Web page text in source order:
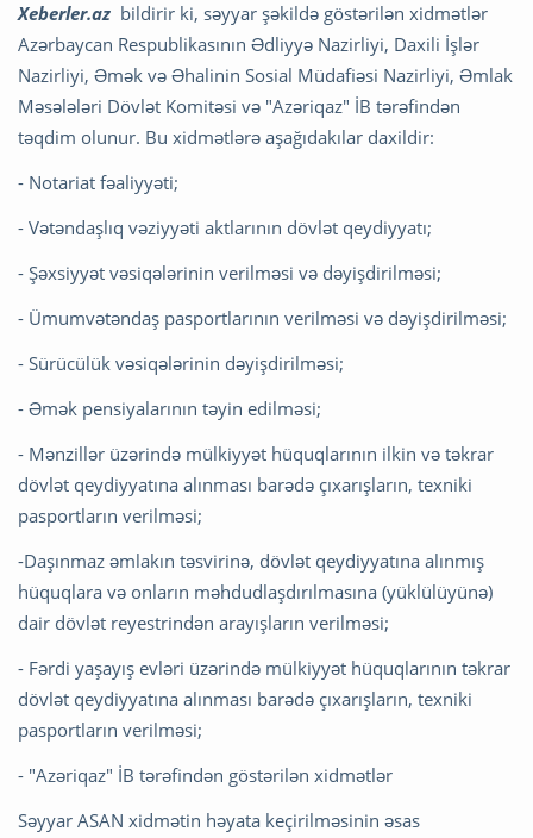
Xeberler.az bildirir ki, səyyar şəkildə göstərilən xidmətlər
Azərbaycan Respublikasının Ədliyyə Nazirliyi, Daxili İşlər
Nazirliyi, Əmək və Əhalinin Sosial Müdafiəsi Nazirliyi, Əmlak
Məsələləri Dövlət Komitəsi və "Azəriqaz" İB tərəfindən
təqdim olunur. Bu xidmətlərə aşağıdakılar daxildir:
- Notariat fəaliyyəti;
- Vətəndaşlıq vəziyyəti aktlarının dövlət qeydiyyatı;
- Şəxsiyyət vəsiqələrinin verilməsi və dəyişdirilməsi;
- Ümumvətəndaş pasportlarının verilməsi və dəyişdirilməsi;
- Sürücülük vəsiqələrinin dəyişdirilməsi;
- Əmək pensiyalarının təyin edilməsi;
- Mənzillər üzərində mülkiyyət hüquqlarının ilkin və təkrar
dövlət qeydiyyatına alınması barədə çıxarışların, texniki
pasportların verilməsi;
-Daşınmaz əmlakın təsvirinə, dövlət qeydiyyatına alınmış
hüquqlara və onların məhdudlaşdırılmasına (yüklülüyünə)
dair dövlət reyestrindən arayışların verilməsi;
- Fərdi yaşayış evləri üzərində mülkiyyət hüquqlarının təkrar
dövlət qeydiyyatına alınması barədə çıxarışların, texniki
pasportların verilməsi;
- "Azəriqaz" İB tərəfindən göstərilən xidmətlər
Səyyar ASAN xidmətin həyata keçirilməsinin əsas